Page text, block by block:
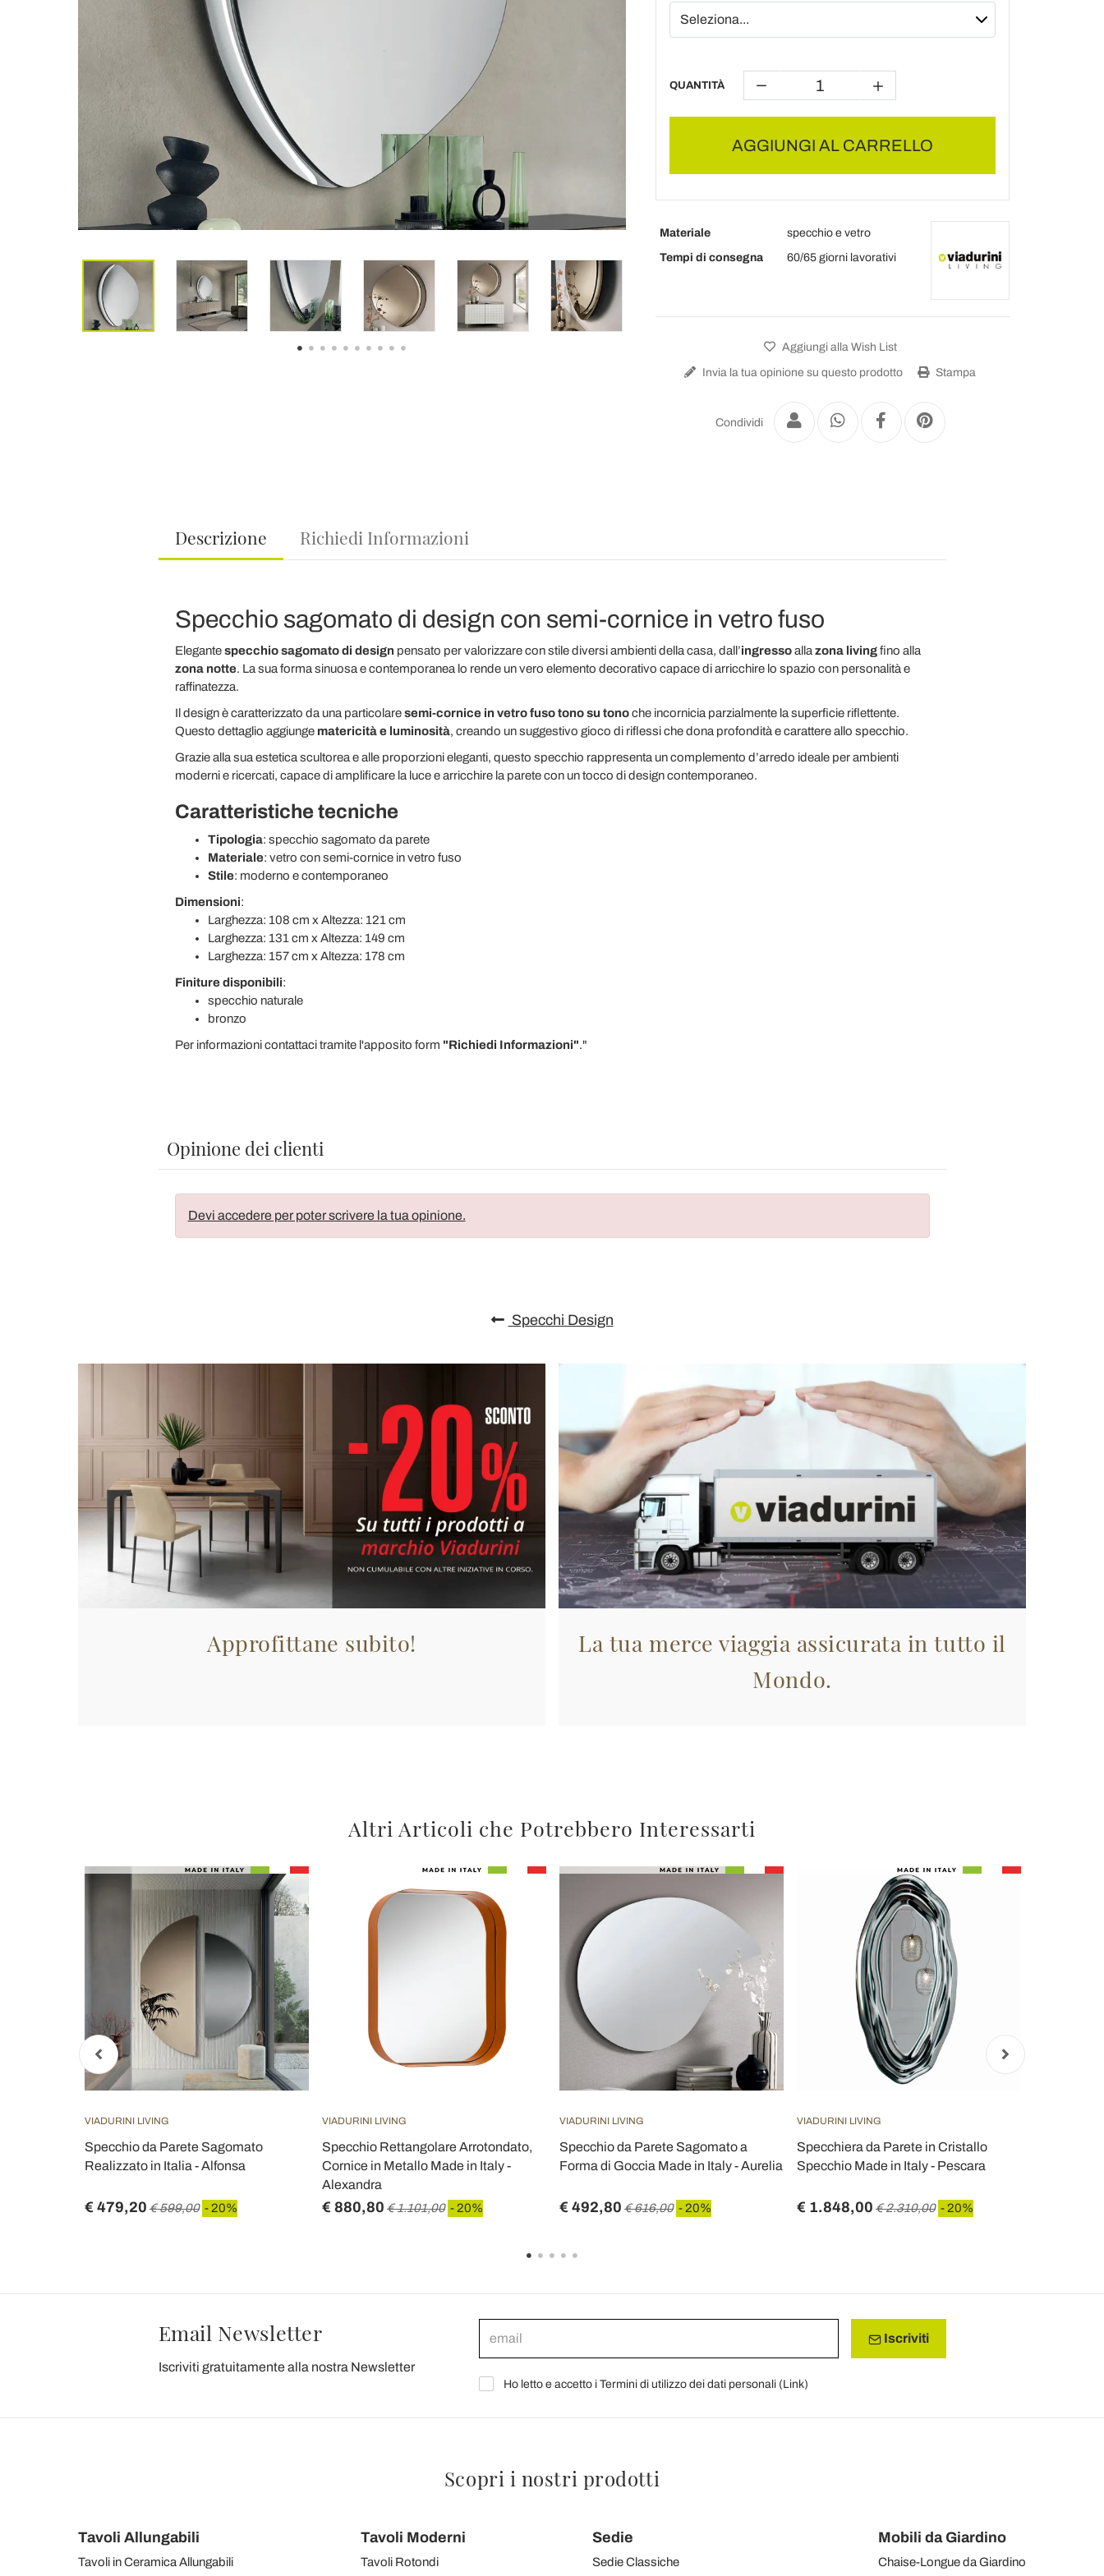
QUANTITÀ
AGGIUNGI AL CARRELLO
Materiale
specchio e vetro
Tempi di consegna
60/65 giorni lavorativi
Aggiungi alla Wish List
Invia la tua opinione su questo prodotto Stampa
Condividi
Descrizione Richiedi Informazioni
Specchio sagomato di design con semi-cornice in vetro fuso
Elegantespecchio sagomato di design pensato per valorizzare con stile diversi ambienti della casa, dall’ingressoalla zona livingfino alla
zona notte. La sua forma sinuosa e contemporanea lo rende un vero elemento decorativo capace di arricchire lo spazio con personalità e
raffinatezza.
Il design è caratterizzato da una particolaresemi-cornice in vetro fuso tono su tonoche incornicia parzialmente la superficie riflettente.
Questo dettaglio aggiunge matericità e luminosità, creando un suggestivo gioco di riflessi che dona profondità e carattere allo specchio.
Grazie alla sua estetica scultorea e alle proporzioni eleganti, questo specchio rappresenta un complemento d’arredo ideale per ambienti
moderni e ricercati, capace di amplificare la luce e arricchire la parete con un tocco di design contemporaneo.
Caratteristiche tecniche
Tipologia: specchio sagomato da parete
Materiale: vetro con semi-cornice in vetro fuso
Stile: moderno e contemporaneo
Dimensioni:
Larghezza: 108 cm x Altezza: 121 cm
Larghezza: 131 cm x Altezza: 149 cm
Larghezza: 157 cm x Altezza: 178 cm
Finiture disponibili:
specchio naturale
bronzo
Per informazioni contattaci tramite l'apposito form "Richiedi Informazioni"."
Opinione dei clienti
Devi accedere per poter scrivere la tua opinione.
Specchi Design
Approfittane subito!
La tua merce viaggia assicurata in tutto il
Mondo.
Altri Articoli che Potrebbero Interessarti
VIADURINI LIVING
Specchio da Parete Sagomato
Realizzato in Italia - Alfonsa
€ 479,20 € 599,00 - 20%
VIADURINI LIVING
Specchio Rettangolare Arrotondato,
Cornice in Metallo Made in Italy -
Alexandra
€ 880,80 € 1.101,00 - 20%
VIADURINI LIVING
Specchio da Parete Sagomato a
Forma di Goccia Made in Italy - Aurelia
€ 492,80 € 616,00 - 20%
VIADURINI LIVING
Specchiera da Parete in Cristallo
Specchio Made in Italy - Pescara
€ 1.848,00 € 2.310,00 - 20%
Email Newsletter
Iscriviti gratuitamente alla nostra Newsletter
Iscriviti
Ho letto e accetto i Termini di utilizzo dei dati personali (Link)
Scopri i nostri prodotti
Tavoli Allungabili
Tavoli in Ceramica Allungabili
Tavoli Moderni
Tavoli Rotondi
Sedie
Sedie Classiche
Mobili da Giardino
Chaise-Longue da Giardino